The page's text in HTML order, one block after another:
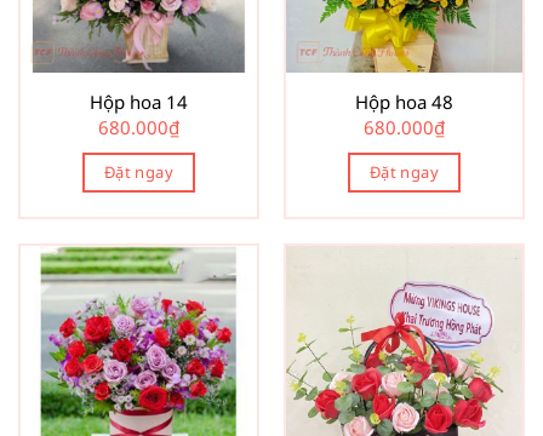
Hộp hoa 14
680.000₫
Đặt ngay
Hộp hoa 48
680.000₫
Đặt ngay